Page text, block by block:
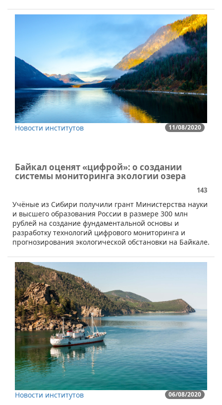
11/08/2020
Новости институтов
Байкал оценят «цифрой»: о создании
системы мониторинга экологии озера
143
​​Учёные из Сибири получили грант Министерства науки
и высшего образования России в размере 300 млн
рублей на создание фундаментальной основы и
разработку технологий цифрового мониторинга и
прогнозирования экологической обстановки на Байкале.
06/08/2020
Новости институтов